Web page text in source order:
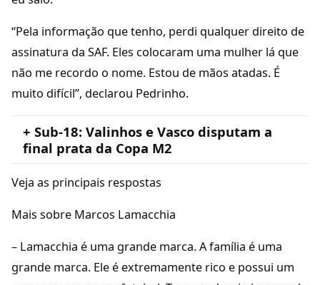
“Pela informação que tenho, perdi qualquer direito de
assinatura da SAF. Eles colocaram uma mulher lá que
não me recordo o nome. Estou de mãos atadas. É
muito difícil”, declarou Pedrinho.
+ Sub-18: Valinhos e Vasco disputam a
final prata da Copa M2
Veja as principais respostas
Mais sobre Marcos Lamacchia
– Lamacchia é uma grande marca. A família é uma
grande marca. Ele é extremamente rico e possui um